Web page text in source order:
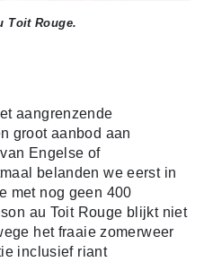
Toit Rouge.
aangrenzende
groot aanbod aan
Engelse of
belanden we eerst in
met nog geen 400
au Toit Rouge blijkt niet
het fraaie zomerweer
inclusief riant